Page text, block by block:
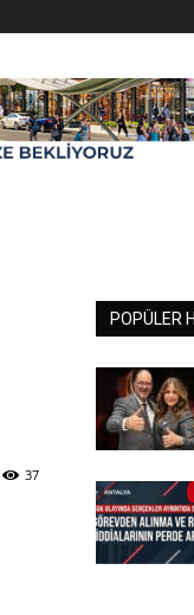
37
POPÜLER